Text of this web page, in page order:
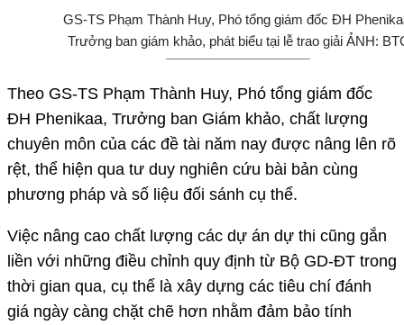
GS-TS Phạm Thành Huy, Phó tổng giám đốc ĐH
Trưởng ban giám khảo, phát biểu tại lễ trao giải ẢNH:
Theo GS-TS Phạm Thành Huy, Phó tổng giám đốc
ĐH Phenikaa, Trưởng ban Giám khảo, chất lượng
chuyên môn của các đề tài năm nay được nâng lên rõ
rệt, thể hiện qua tư duy nghiên cứu bài bản cùng
phương pháp và số liệu đối sánh cụ thể.
Việc nâng cao chất lượng các dự án dự thi cũng gắn
liền với những điều chỉnh quy định từ Bộ GD-ĐT trong
thời gian qua, cụ thể là xây dựng các tiêu chí đánh
giá ngày càng chặt chẽ hơn nhằm đảm bảo tính